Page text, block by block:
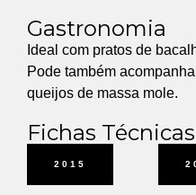
Gastronomia
Ideal com pratos de
Pode também
queijos de massa mole.
Fichas Técnicas
2015